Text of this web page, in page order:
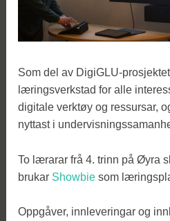
Som del av DigiGLU-
læringsverkstad for alle
digitale verktøy og ressursar,
nyttast i
To lærarar frå 4. trinn på Øyra
brukar Showbie som
Oppgåver, innleveringar og